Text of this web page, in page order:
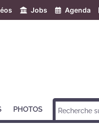
Jobs Agenda
PHOTOS